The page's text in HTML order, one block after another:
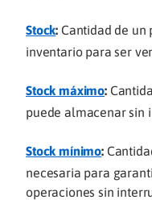
Stock: Cantidad de un
inventario para ser
Stock máximo:
puede almacenar sin
Stock mínimo:
necesaria para
operaciones sin